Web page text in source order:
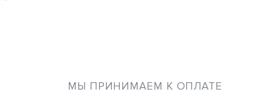
МЫ ПРИНИМАЕМ К ОПЛАТЕ